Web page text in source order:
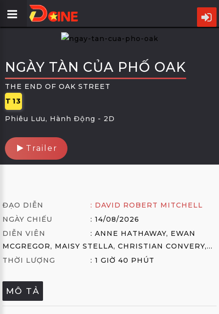
LỊCH
CHIẾU
PHIM
RẠP
ƯU
ĐIỆN
ẢNH
THÀNH
VIÊN
LIÊN
HỆ
NGÀY TÀN CỦA PHỐ OAK
THE END OF OAK STREET
T13
Phiêu Lưu, Hành Động - 2D
Trailer
ĐẠO DIỄN
: DAVID ROBERT MITCHELL
NGÀY CHIẾU
: 14/08/2026
DIỄN VIÊN
: ANNE HATHAWAY, EWAN
MCGREGOR, MAISY STELLA, CHRISTIAN CONVERY,...
THỜI LƯỢNG
: 1 GIỜ 40 PHÚT
MÔ TẢ